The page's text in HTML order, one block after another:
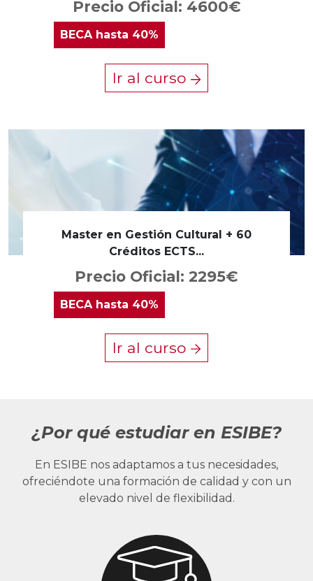
Precio Oficial: 4600€
BECAhasta 40%
Ir al curso
Master en Gestión Cultural + 60
Créditos ECTS...
Precio Oficial: 2295€
BECA hasta 40%
Ir al curso
¿Por qué estudiar en ESIBE?
En ESIBE nos adaptamos a tus necesidades,
ofreciéndote una formación de calidad y con un
elevado nivel de flexibilidad.